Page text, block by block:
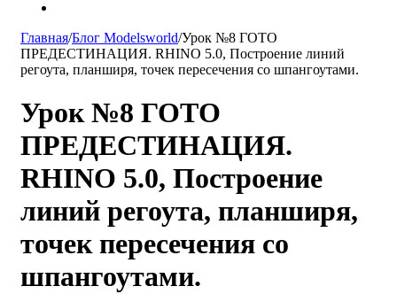
Главная/Блог Modelsworld/Урок №8 ГОТО
ПРЕДЕСТИНАЦИЯ. RHINO 5.0, Построение линий
регоута, планширя, точек пересечения со шпангоутами.
Урок №8 ГОТО
ПРЕДЕСТИНАЦИЯ.
RHINO 5.0, Построение
линий регоута, планширя,
точек пересечения со
шпангоутами.